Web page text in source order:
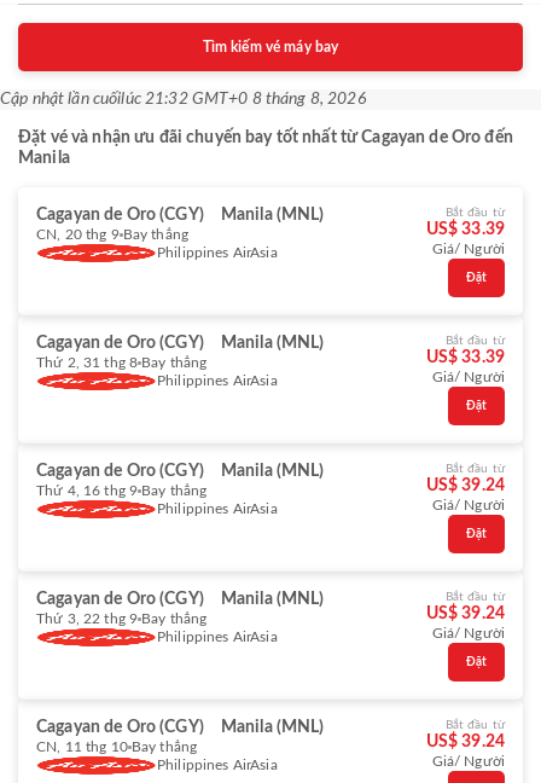
Tìm kiếm vé máy bay
Cập nhật lần cuốilúc 21:32 GMT+0 8 tháng 8, 2026
Đặt vé và nhận ưu đãi chuyến bay tốt nhất từ Cagayan de Oro đến
Manila
Cagayan de Oro (CGY) Manila (MNL)
CN, 20 thg 9 Bay thẳng
Philippines AirAsia
Bắt đầu từ
US$ 33.39
Giá/ Người
Đặt
Cagayan de Oro (CGY) Manila (MNL)
Thứ 2, 31 thg 8 Bay thẳng
Philippines AirAsia
Bắt đầu từ
US$ 33.39
Giá/ Người
Đặt
Cagayan de Oro (CGY) Manila (MNL)
Thứ 4, 16 thg 9 Bay thẳng
Philippines AirAsia
Bắt đầu từ
US$ 39.24
Giá/ Người
Đặt
Cagayan de Oro (CGY) Manila (MNL)
Thứ 3, 22 thg 9 Bay thẳng
Philippines AirAsia
Bắt đầu từ
US$ 39.24
Giá/ Người
Đặt
Cagayan de Oro (CGY) Manila (MNL)
CN, 11 thg 10 Bay thẳng
Philippines AirAsia
Bắt đầu từ
US$ 39.24
Giá/ Người